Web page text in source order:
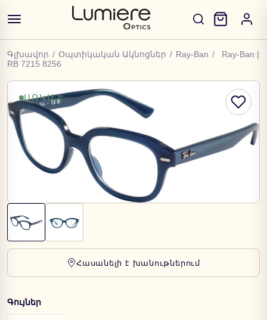
Գլխավոր / Օպտիկական Ակնոցներ / Ray-Ban /
Ray-Ban |
RB 7215 8256
ԱՌԿԱ Է
Հասանելի է խանութներում
Գույներ